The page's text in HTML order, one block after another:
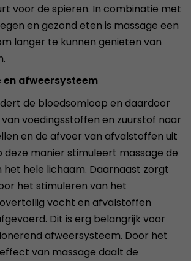
voor de spieren. In combinatie met
en gezond eten is massage een
langer te kunnen genieten van
en afweersysteem
de bloedsomloop en daardoor
voedingsstoffen en zuurstof naar
en de afvoer van afvalstoffen uit
deze manier stimuleert massage de
het hele lichaam. Daarnaast zorgt
het stimuleren van het
vocht en afvalstoffen
Dit is erg belangrijk voor
afweersysteem. Door het
van massage daalt de